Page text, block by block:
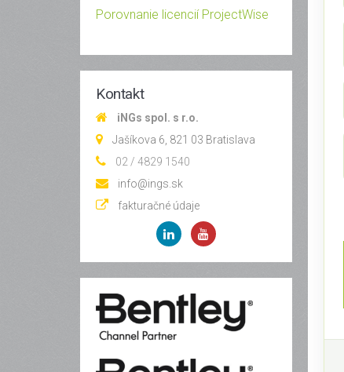
Porovnanie licencií ProjectWise
Kontakt
iNGs spol. s r.o.
Jašíkova 6, 821 03 Bratislava
02 / 4829 1540
info@ings.sk
fakturačné údaje